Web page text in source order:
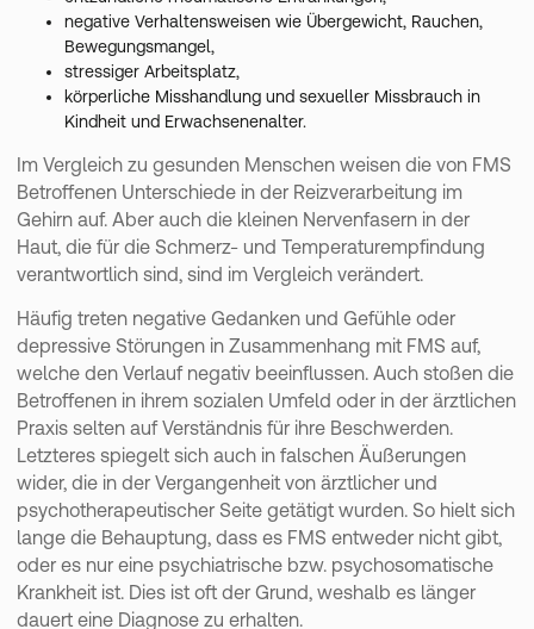
negative Verhaltensweisen wie Übergewicht, Rauchen,
Bewegungsmangel,
stressiger Arbeitsplatz,
körperliche Misshandlung und sexueller Missbrauch in
Kindheit und Erwachsenenalter.
Im Vergleich zu gesunden Menschen weisen die von FMS
Betroffenen Unterschiede in der Reizverarbeitung im
Gehirn auf. Aber auch die kleinen Nervenfasern in der
Haut, die für die Schmerz- und Temperaturempfindung
verantwortlich sind, sind im Vergleich verändert.
Häufig treten negative Gedanken und Gefühle oder
depressive Störungen in Zusammenhang mit FMS auf,
welche den Verlauf negativ beeinflussen. Auch stoßen die
Betroffenen in ihrem sozialen Umfeld oder in der ärztlichen
Praxis selten auf Verständnis für ihre Beschwerden.
Letzteres spiegelt sich auch in falschen Äußerungen
wider, die in der Vergangenheit von ärztlicher und
psychotherapeutischer Seite getätigt wurden. So hielt sich
lange die Behauptung, dass es FMS entweder nicht gibt,
oder es nur eine psychiatrische bzw. psychosomatische
Krankheit ist. Dies ist oft der Grund, weshalb es länger
dauert eine Diagnose zu erhalten.